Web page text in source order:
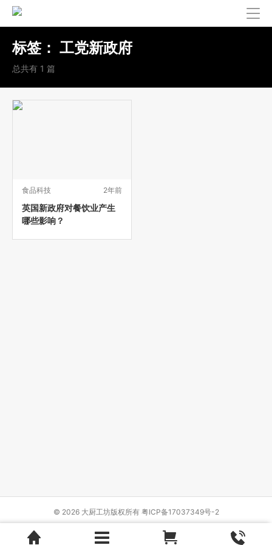
标签： 工党新政府
总共有 1 篇
食品科技 2年前
英国新政府对餐饮业产生
哪些影响？
© 2026 大厨工坊版权所有 粤ICP备17037349号-2